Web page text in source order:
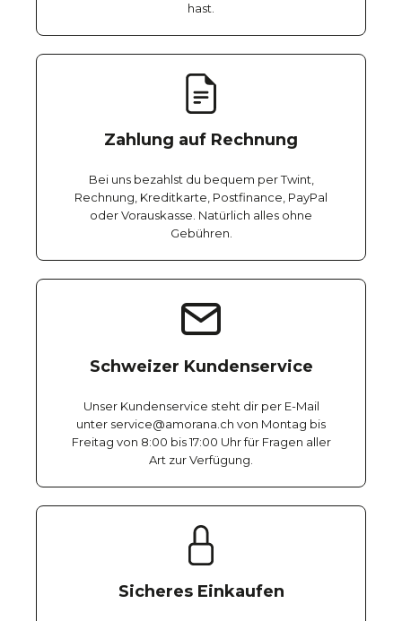
hast.
Zahlung auf Rechnung
Bei uns bezahlst du bequem per Twint,
Rechnung, Kreditkarte, Postfinance, PayPal
oder Vorauskasse. Natürlich alles ohne
Gebühren.
Schweizer Kundenservice
Unser Kundenservice steht dir per E-Mail
unter service@amorana.ch von Montag bis
Freitag von 8:00 bis 17:00 Uhr für Fragen aller
Art zur Verfügung.
Sicheres Einkaufen